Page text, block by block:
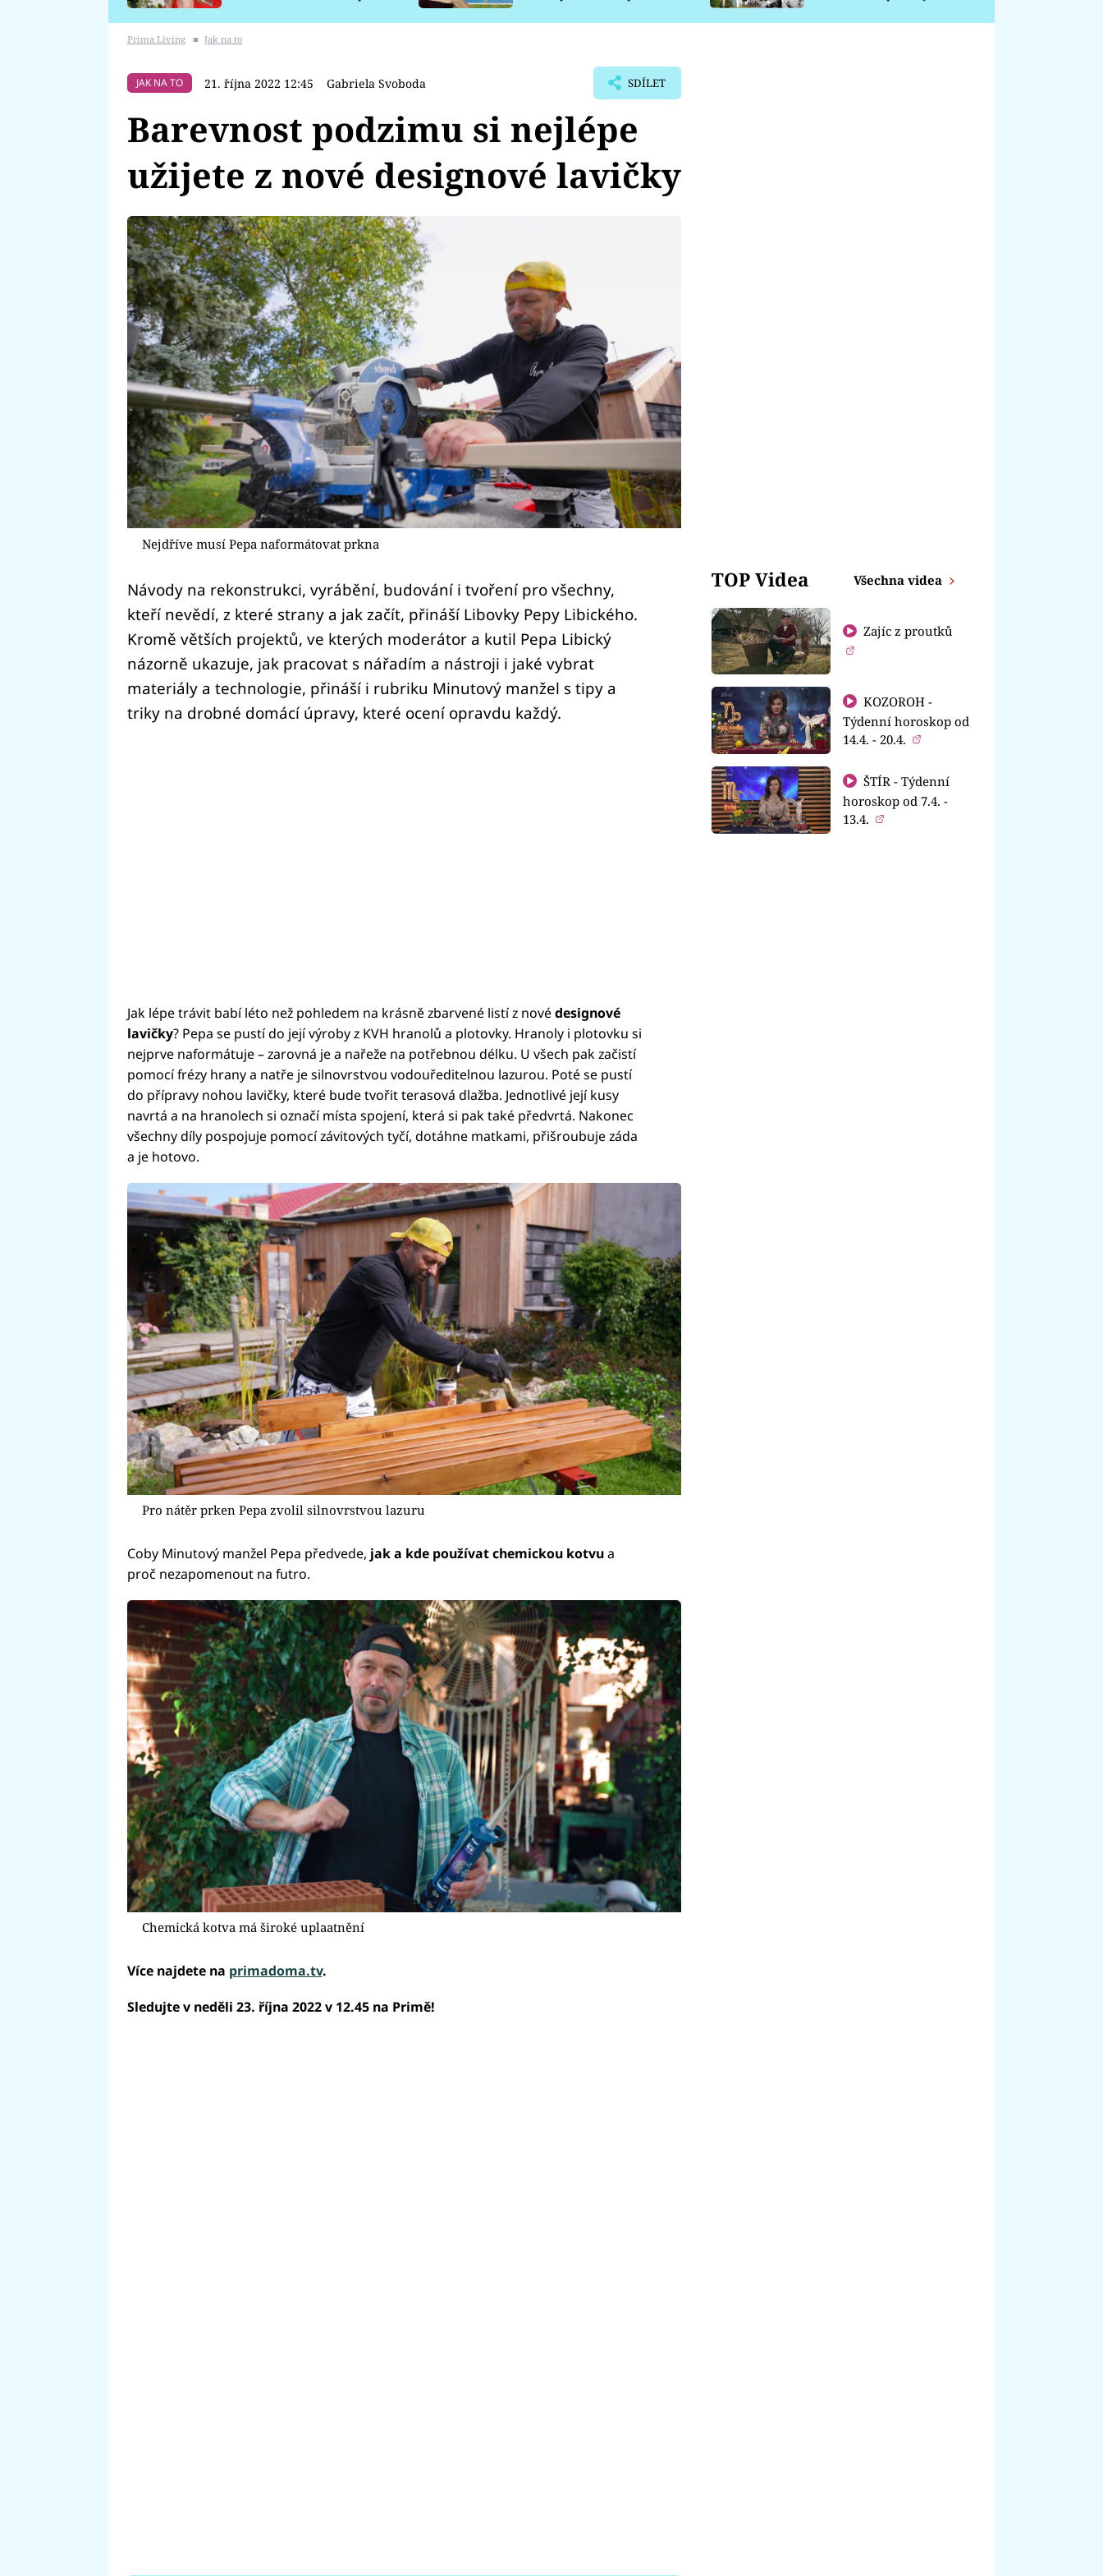
Prima Living ■ Jak na to
JAK NA TO 21. října 2022 12:45 Gabriela Svoboda SDÍLET
Barevnost podzimu si nejlépe
užijete z nové designové lavičky
Nejdříve musí Pepa naformátovat prkna
Návody na rekonstrukci, vyrábění, budování i tvoření pro všechny,
kteří nevědí, z které strany a jak začít, přináší Libovky Pepy Libického.
Kromě větších projektů, ve kterých moderátor a kutil Pepa Libický
názorně ukazuje, jak pracovat s nářadím a nástroji i jaké vybrat
materiály a technologie, přináší i rubriku Minutový manžel s tipy a
triky na drobné domácí úpravy, které ocení opravdu každý.
Jak lépe trávit babí léto než pohledem na krásně zbarvené listí z novédesignové
lavičky? Pepa se pustí do její výroby z KVH hranolů a plotovky. Hranoly i plotovku si
nejprve naformátuje – zarovná je a nařeže na potřebnou délku. U všech pak začistí
pomocí frézy hrany a natře je silnovrstvou vodouředitelnou lazurou. Poté se pustí
do přípravy nohou lavičky, které bude tvořit terasová dlažba. Jednotlivé její kusy
navrtá a na hranolech si označí místa spojení, která si pak také předvrtá. Nakonec
všechny díly pospojuje pomocí závitových tyčí, dotáhne matkami, přišroubuje záda
a je hotovo.
Pro nátěr prken Pepa zvolil silnovrstvou lazuru
Coby Minutový manžel Pepa předvede, jak a kde používat chemickou kotvua
proč nezapomenout na futro.
Chemická kotva má široké uplaatnění
Více najdete na primadoma.tv.
Sledujte v neděli 23. října 2022 v 12.45 na Primě!
TOP Videa Všechna videa
Zajíc z proutků
KOZOROH -
Týdenní horoskop od
14.4. - 20.4.
ŠTÍR - Týdenní
horoskop od 7.4. -
13.4.